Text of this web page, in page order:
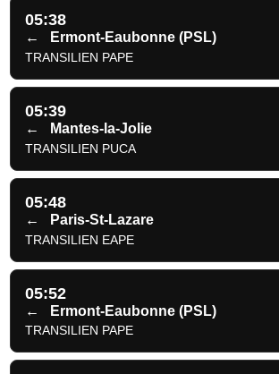
05:38
← Ermont-Eaubonne (PSL)
TRANSILIEN PAPE
05:39
← Mantes-la-Jolie
TRANSILIEN PUCA
05:48
← Paris-St-Lazare
TRANSILIEN EAPE
05:52
← Ermont-Eaubonne (PSL)
TRANSILIEN PAPE